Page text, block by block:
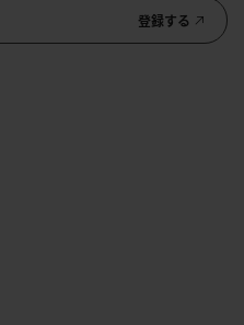
登録する